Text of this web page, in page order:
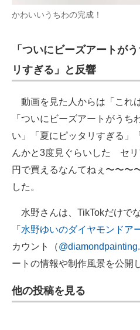
かわいいうちわの完成！
「ついにビーズアートが
リすぎる」と反響
動画を見た人からは「これ
「ついにビーズアートがうち
い」「夏にピッタリすぎる」
んかと3度見ぐらいした セ
円で買えるなんてねぇ〜〜〜
した。
水野さんは、TikTokだけで
「 水野ゆいのダイヤモンドア
カウント（
ートの情報や制作風景を公開
他の投稿を見る